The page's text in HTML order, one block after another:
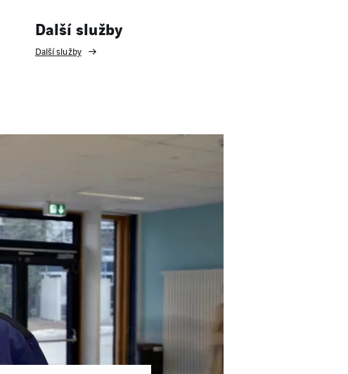
Další služby
Další služby